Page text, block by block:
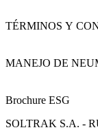
TÉRMINOS Y
MANEJO DE
Brochure ESG
SOLTRAK S.A. -